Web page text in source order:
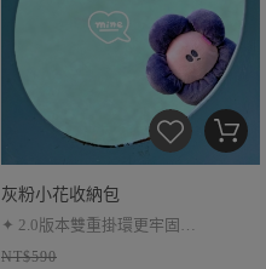
灰粉小花收納包
✦ 2.0版本雙重掛環更牢固
✦ 耳機包、小零錢包
NT$590